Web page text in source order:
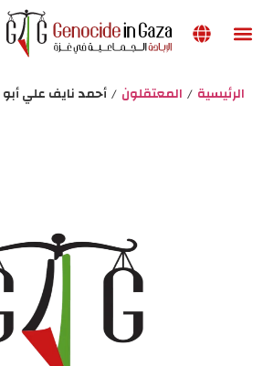
الرئيسية / المعتقلون /أحمد نايف علي